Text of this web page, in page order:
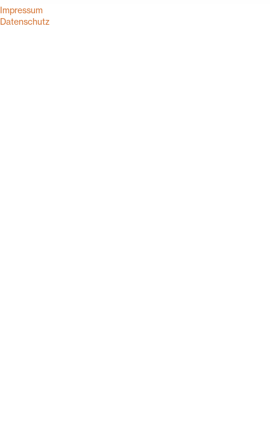
Impressum
Datenschutz